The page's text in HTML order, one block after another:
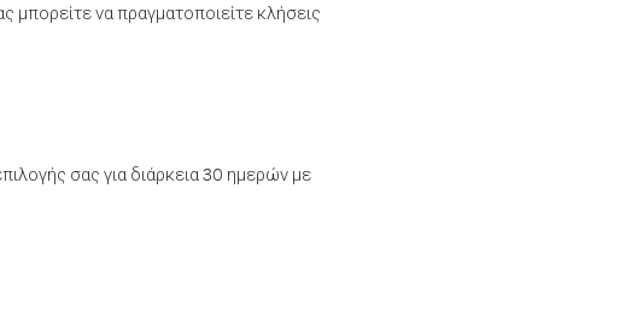
να πραγματοποιείτε κλήσεις
σας για διάρκεια 30 ημερών με